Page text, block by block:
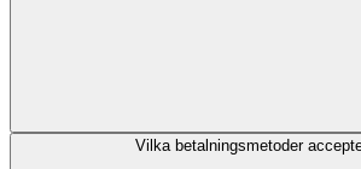
Vilka betalningsmetoder